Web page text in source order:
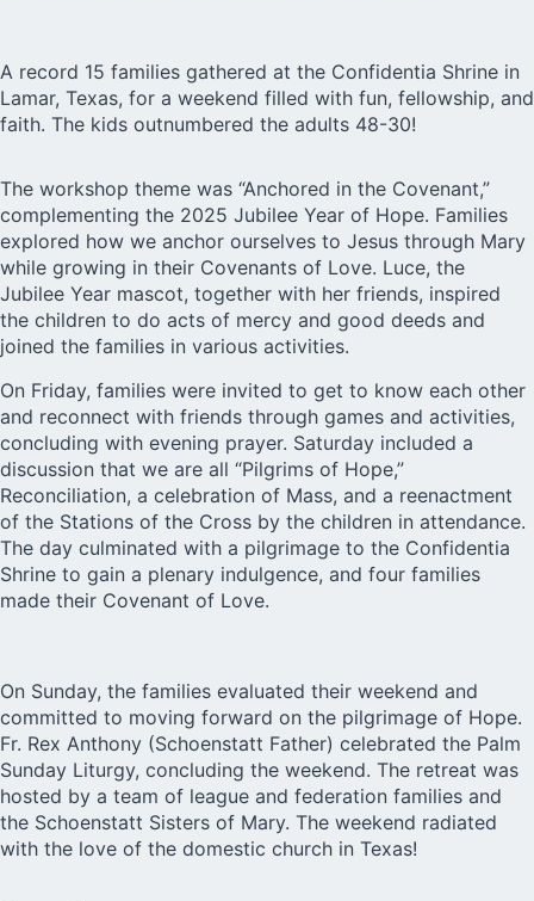
A record 15 families gathered at the Confidentia Shrine in
Lamar, Texas, for a weekend filled with fun, fellowship, and
faith. The kids outnumbered the adults 48-30!
The workshop theme was “Anchored in the Covenant,”
complementing the 2025 Jubilee Year of Hope. Families
explored how we anchor ourselves to Jesus through Mary
while growing in their Covenants of Love. Luce, the
Jubilee Year mascot, together with her friends, inspired
the children to do acts of mercy and good deeds and
joined the families in various activities.
On Friday, families were invited to get to know each other
and reconnect with friends through games and activities,
concluding with evening prayer. Saturday included a
discussion that we are all “Pilgrims of Hope,”
Reconciliation, a celebration of Mass, and a reenactment
of the Stations of the Cross by the children in attendance.
The day culminated with a pilgrimage to the Confidentia
Shrine to gain a plenary indulgence, and four families
made their Covenant of Love.
On Sunday, the families evaluated their weekend and
committed to moving forward on the pilgrimage of Hope.
Fr. Rex Anthony (Schoenstatt Father) celebrated the Palm
Sunday Liturgy, concluding the weekend. The retreat was
hosted by a team of league and federation families and
the Schoenstatt Sisters of Mary. The weekend radiated
with the love of the domestic church in Texas!